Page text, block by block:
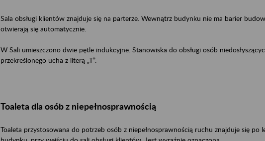
Sala obsługi klientów znajduje się na parterze. Wewnątrz budynku nie ma barier
otwierają się automatycznie.
W Sali umieszczono dwie pętle indukcyjne. Stanowiska do obsługi osób
przekreślonego ucha z literą „T”.
Toaleta dla osób z niepełnosprawnością
Toaleta przystosowana do potrzeb osób z niepełnosprawnością ruchu znajduje się po